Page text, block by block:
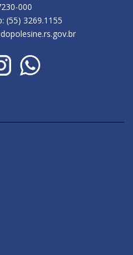
000
(55) 3269.1155